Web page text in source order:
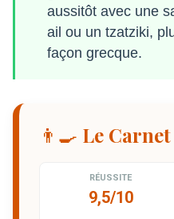
aussitôt avec une
ail ou un tzatziki,
façon grecque.
👨‍🍳 Le
RÉUSSITE
9,5/10